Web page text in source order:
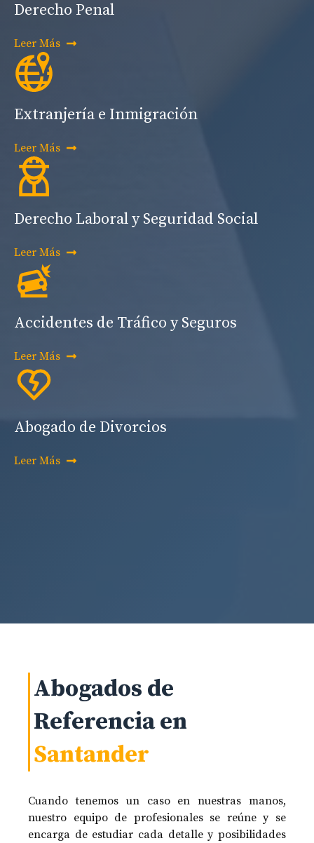
Derecho Penal
Leer Más
Extranjería e Inmigración
Leer Más
Derecho Laboral y Seguridad Social
Leer Más
Accidentes de Tráfico y Seguros
Leer Más
Abogado de Divorcios
Leer Más
Abogados de
Referencia en
Santander
Cuando tenemos un caso en nuestras manos,
nuestro equipo de profesionales se reúne y se
encarga de estudiar cada detalle y posibilidades